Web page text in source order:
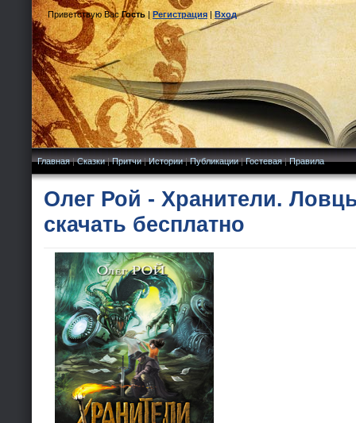
Приветствую Вас Гость|Регистрация|Вход
Главная|Сказки|Притчи|Истории|Публикации|Гостевая|Правила
Олег Рой - Хранители.
скачать бесплатно